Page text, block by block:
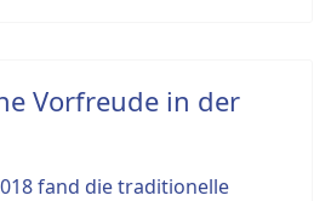
Vorfreude in der
fand die traditionelle